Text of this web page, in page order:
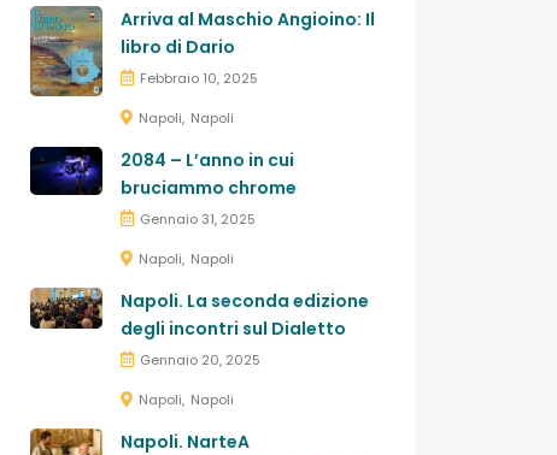
Arriva al Maschio Angioino: Il
libro di Dario
Febbraio 10, 2025
Napoli Napoli
2084 – L’anno in cui
bruciammo chrome
Gennaio 31, 2025
Napoli Napoli
Napoli. La seconda edizione
degli incontri sul Dialetto
Gennaio 20, 2025
Napoli Napoli
Napoli. NarteA